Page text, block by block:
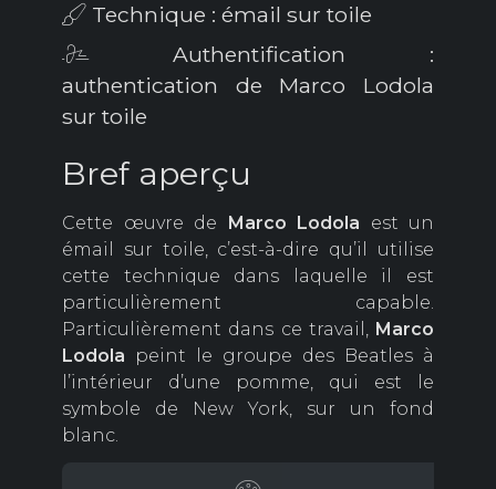
Technique : émail sur toile
Authentification :
authentication de Marco Lodola
sur toile
Bref aperçu
Cette œuvre de Marco Lodola est un
émail sur toile, c’est-à-dire qu’il utilise
cette technique dans laquelle il est
particulièrement capable.
Particulièrement dans ce travail, Marco
Lodola
peint le groupe des Beatles à
l’intérieur d’une pomme, qui est le
symbole de New York, sur un fond
blanc.